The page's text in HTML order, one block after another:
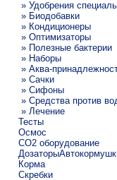
» Удобрения
» Биодобавки
» Кондиционеры
» Оптимизаторы
» Полезные бактерии
» Наборы
» Аква-
» Сачки
» Сифоны
» Средства против
» Лечение
Тесты
Осмос
CO2 оборудование
Корма
Скребки